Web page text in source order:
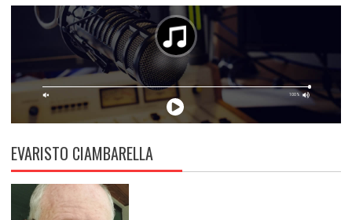
EVARISTO CIAMBARELLA